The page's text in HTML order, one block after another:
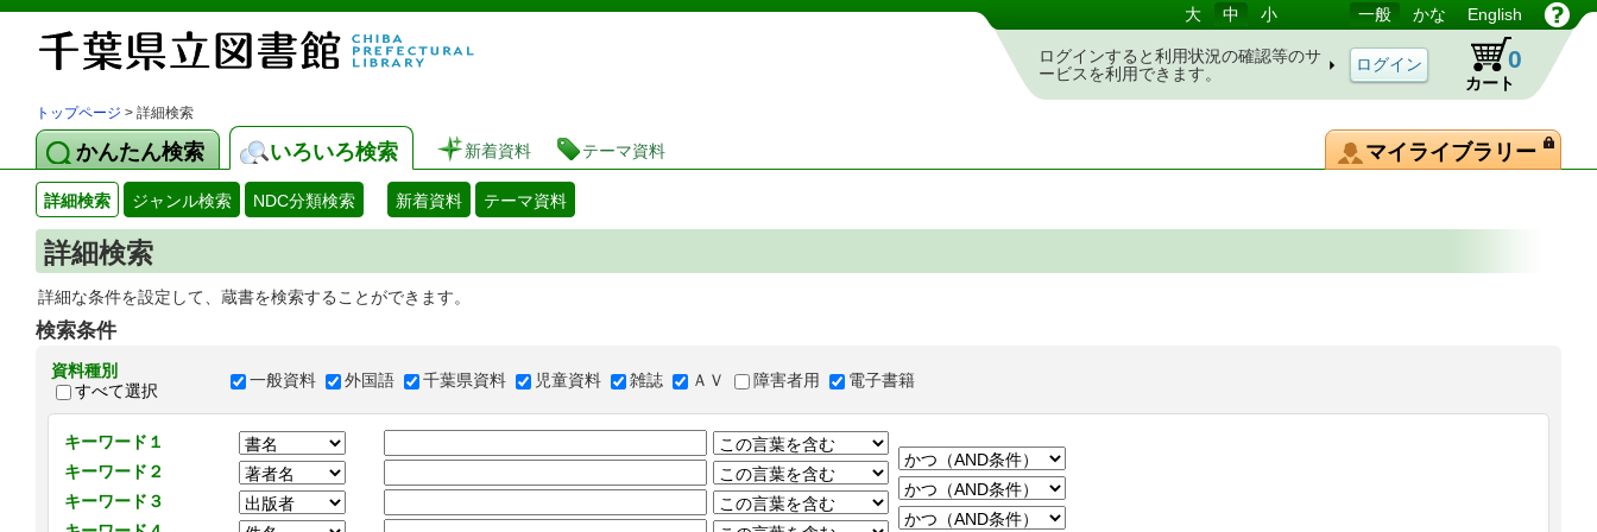
図書館 蔵書検索・予約システム 大 中 小 一般 かな English
ログインすると利用状況の確認等のサ
ービスを利用できます。
カート
0
トップページ > 詳細検索
かんたん検索 いろいろ検索 新着資料 テーマ資料 マイライブラリー
詳細検索 ジャンル検索 NDC分類検索 新着資料 テーマ資料
詳細検索
詳細な条件を設定して、蔵書を検索することができます。
検索条件
資料種別
すべて選択
一般資料 外国語 千葉県資料 児童資料 雑誌 ＡＶ 障害者用 電子書籍
キーワード１
キーワード２
キーワード３